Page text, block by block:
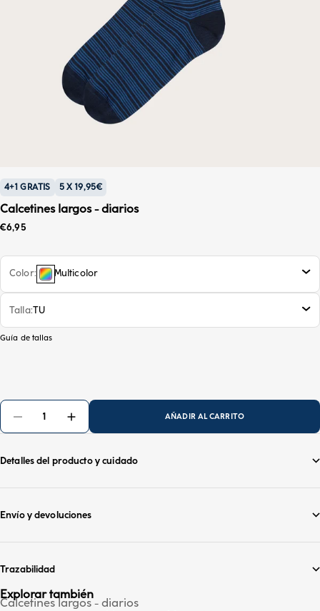
4+1 GRATIS 5 X 19,95€
Calcetines largos - diarios
Precio de oferta
€6,95
Color Multicolor
Talla TU
Guía de tallas
AÑADIR AL CARRITO
Detalles del producto y cuidado
Envío y devoluciones
Trazabilidad
Calcetines largos - diarios
Explorar también